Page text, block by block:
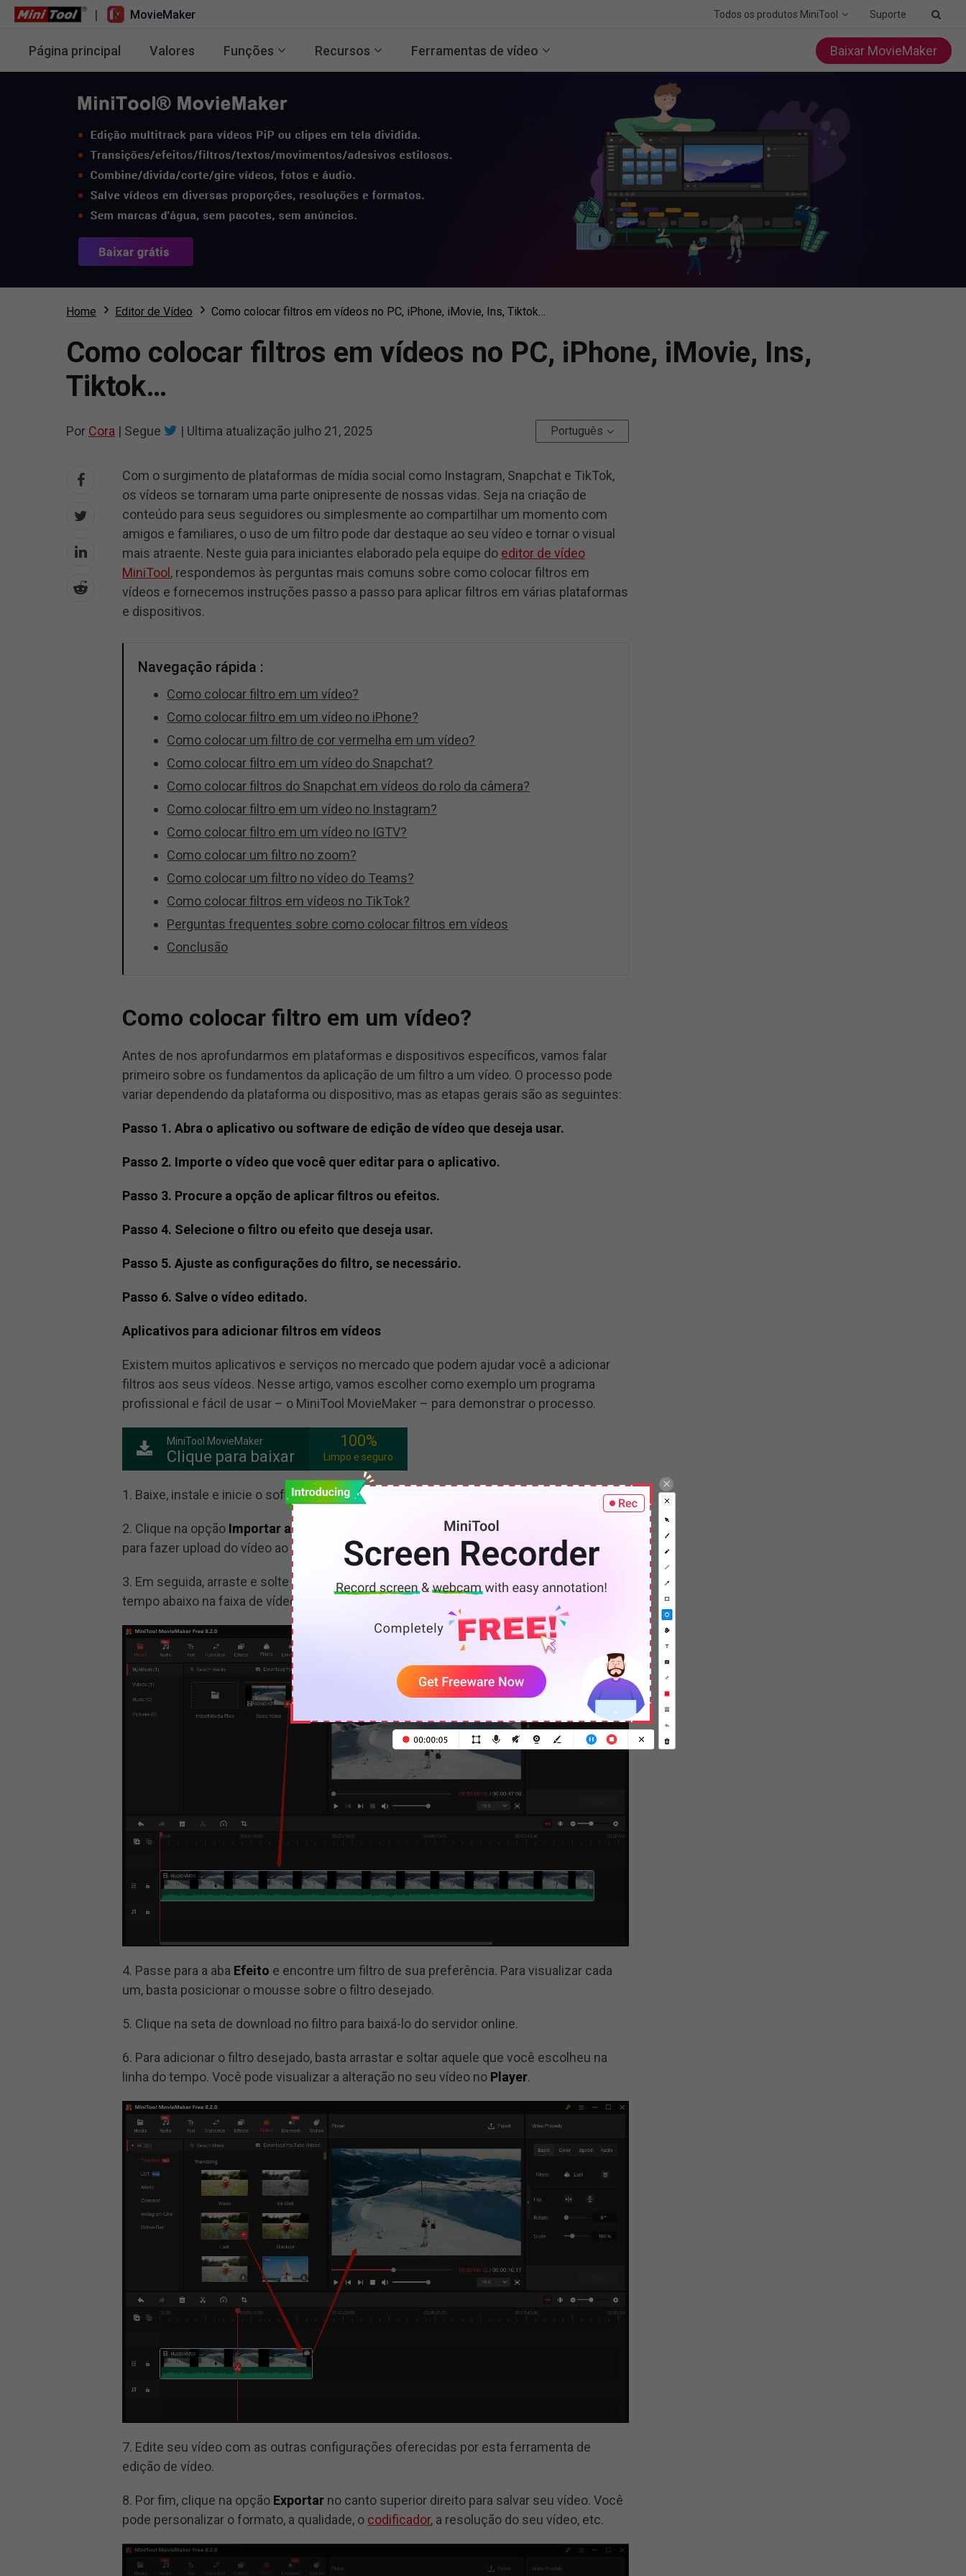
| MovieMaker Todos os produtos MiniTool Suporte
Página principal Valores Funções Recursos Ferramentas de vídeo Baixar MovieMaker
Home Editor de Vídeo Como colocar filtros em vídeos no PC, iPhone, iMovie, Ins, Tiktok…
Como colocar filtros em vídeos no PC, iPhone, iMovie, Ins,
Tiktok…
Por Cora | Segue | Ultima atualização julho 21, 2025 Português
Com o surgimento de plataformas de mídia social como Instagram, Snapchat e TikTok,
os vídeos se tornaram uma parte onipresente de nossas vidas. Seja na criação de
conteúdo para seus seguidores ou simplesmente ao compartilhar um momento com
amigos e familiares, o uso de um filtro pode dar destaque ao seu vídeo e tornar o visual
mais atraente. Neste guia para iniciantes elaborado pela equipe do editor de vídeo
MiniTool , respondemos às perguntas mais comuns sobre como colocar filtros em
vídeos e fornecemos instruções passo a passo para aplicar filtros em várias plataformas
e dispositivos.
Navegação rápida :
Como colocar filtro em um vídeo?
Como colocar filtro em um vídeo no iPhone?
Como colocar um filtro de cor vermelha em um vídeo?
Como colocar filtro em um vídeo do Snapchat?
Como colocar filtros do Snapchat em vídeos do rolo da câmera?
Como colocar filtro em um vídeo no Instagram?
Como colocar filtro em um vídeo no IGTV?
Como colocar um filtro no zoom?
Como colocar um filtro no vídeo do Teams?
Como colocar filtros em vídeos no TikTok?
Perguntas frequentes sobre como colocar filtros em vídeos
Conclusão
Como colocar filtro em um vídeo?
Antes de nos aprofundarmos em plataformas e dispositivos específicos, vamos falar
primeiro sobre os fundamentos da aplicação de um filtro a um vídeo. O processo pode
variar dependendo da plataforma ou dispositivo, mas as etapas gerais são as seguintes:
Passo 1. Abra o aplicativo ou software de edição de vídeo que deseja usar.
Passo 2. Importe o vídeo que você quer editar para o aplicativo.
Passo 3. Procure a opção de aplicar filtros ou efeitos.
Passo 4. Selecione o filtro ou efeito que deseja usar.
Passo 5. Ajuste as configurações do filtro, se necessário.
Passo 6. Salve o vídeo editado.
Aplicativos para adicionar filtros em vídeos
Existem muitos aplicativos e serviços no mercado que podem ajudar você a adicionar
filtros aos seus vídeos. Nesse artigo, vamos escolher como exemplo um programa
profissional e fácil de usar – o MiniTool MovieMaker – para demonstrar o processo.
MiniTool MovieMaker
Clique para baixar
100%
Limpo e seguro
1. Baixe, instale e inicie o software para entrar em sua interface principal.
2. Clique na opção Importar arquivos de mídia no canto superior esquerdo na aba
para fazer upload do vídeo ao qual você quer aplicar o filtro.
3. Em seguida, arraste e solte o vídeo carregado da biblioteca de mídia para a linha do
tempo abaixo na faixa de vídeo.
4. Passe para a aba Efeito e encontre um filtro de sua preferência. Para visualizar cada
um, basta posicionar o mousse sobre o filtro desejado.
5. Clique na seta de download no filtro para baixá-lo do servidor online.
6. Para adicionar o filtro desejado, basta arrastar e soltar aquele que você escolheu na
linha do tempo. Você pode visualizar a alteração no seu vídeo no Player.
7. Edite seu vídeo com as outras configurações oferecidas por esta ferramenta de
edição de vídeo.
8. Por fim, clique na opção Exportar no canto superior direito para salvar seu vídeo. Você
pode personalizar o formato, a qualidade, o codificador, a resolução do seu vídeo, etc.